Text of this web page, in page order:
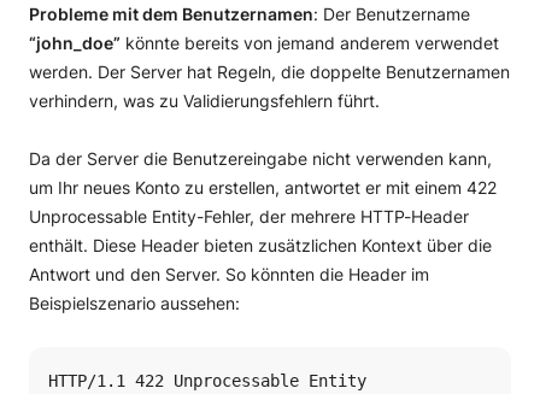
Probleme mit dem Benutzernamen: Der Benutzername
“john_doe” könnte bereits von jemand anderem verwendet
werden. Der Server hat Regeln, die doppelte Benutzernamen
verhindern, was zu Validierungsfehlern führt.
Da der Server die Benutzereingabe nicht verwenden kann,
um Ihr neues Konto zu erstellen, antwortet er mit einem 422
Unprocessable Entity-Fehler, der mehrere HTTP-Header
enthält. Diese Header bieten zusätzlichen Kontext über die
Antwort und den Server. So könnten die Header im
Beispielszenario aussehen:
HTTP/1.1 422 Unprocessable Entity